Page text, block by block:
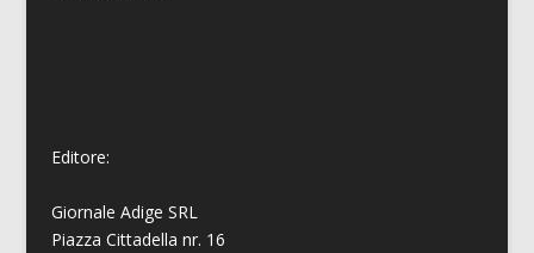
Editore:
Giornale Adige SRL
Piazza Cittadella nr. 16